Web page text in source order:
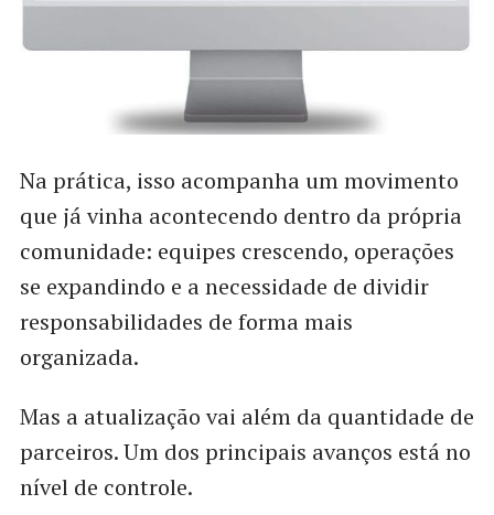
Na prática, isso acompanha um movimento
que já vinha acontecendo dentro da própria
comunidade: equipes crescendo, operações
se expandindo e a necessidade de dividir
responsabilidades de forma mais
organizada.
Mas a atualização vai além da quantidade de
parceiros. Um dos principais avanços está no
nível de controle.